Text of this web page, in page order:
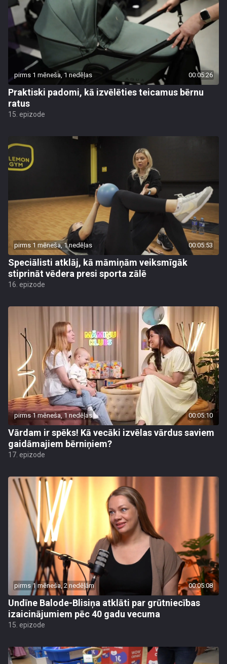
pirms 1 mēneša, 1 nedēļas 00:05:26
Praktiski padomi, kā izvēlēties teicamus bērnu
ratus
15. epizode
pirms 1 mēneša, 1 nedēļas 00:05:53
Speciālisti atklāj, kā māmiņām veiksmīgāk
stiprināt vēdera presi sporta zālē
16. epizode
pirms 1 mēneša, 1 nedēļas 00:05:10
Vārdam ir spēks! Kā vecāki izvēlas vārdus saviem
gaidāmajiem bērniņiem?
17. epizode
pirms 1 mēneša, 2 nedēļām 00:05:08
Undīne Balode-Blisiņa atklāti par grūtniecības
izaicinājumiem pēc 40 gadu vecuma
15. epizode